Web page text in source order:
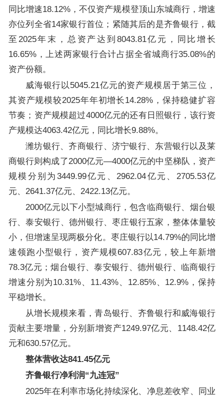
同比增速18.12%，不仅资产规模登顶山东城商行，增速
亦位列全省14家银行首位；紧随其后的是齐鲁银行，截
至2025年末，总资产达到8043.81亿元，同比增长
16.65%，上述两家银行合计占据全省城商行35.08%的
资产份额。
威海银行以5045.21亿元的资产规模居于第三位，
其资产规模较2025年年初增长14.28%，保持稳健扩容
节奏；资产规模超过4000亿元的还有日照银行，该行资
产规模达4063.42亿元，同比增长9.88%。
潍坊银行、齐商银行、济宁银行、东营银行以及莱
商银行则构成了2000亿元—4000亿元的中坚梯队，资产
规模分别为3449.99亿元、2962.04亿元、2705.53亿
元、2641.37亿元、2422.13亿元。
2000亿元以下小型城商行，包含临商银行、烟台银
行、泰安银行、德州银行、枣庄银行五家，整体体量较
小，但增速呈现两极分化。枣庄银行以14.79%的同比增
速领跑小型银行，资产规模607.83亿元，较上年新增
78.3亿元；烟台银行、泰安银行、德州银行、临商银行
增速分别为10.31%、11.43%、12.85%、12.9%，保持
平稳增长。
从增长规模来看，青岛银行、齐鲁银行和威海银行
贡献主要增量，分别新增资产1249.97亿元、1148.42亿
元和630.57亿元。
整体营收达841.45亿元
齐鲁银行净利润“九连冠”
2025年在利率市场化持续深化、净息差收窄、同业